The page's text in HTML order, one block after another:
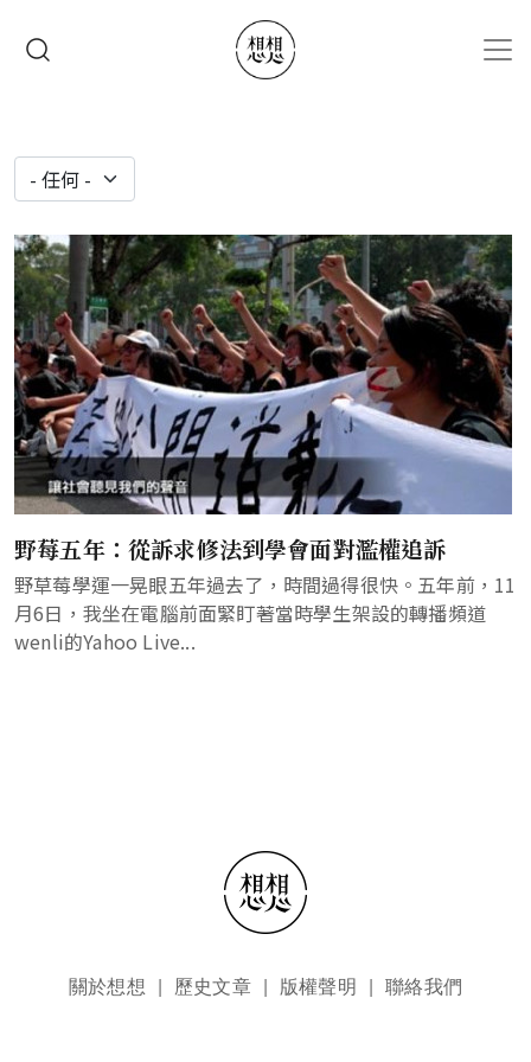
野莓五年：從訴求修法到學會面對濫權追訴
野草莓學運一晃眼五年過去了，時間過得很快。五年前，11
月6日，我坐在電腦前面緊盯著當時學生架設的轉播頻道
wenli的Yahoo Live...
頁尾選單關於想想 歷史文章 版權聲明 聯絡我們